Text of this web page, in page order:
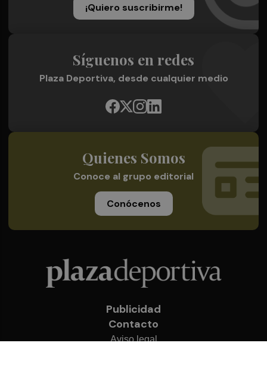
¡Quiero suscribirme!
Síguenos en redes
Plaza Deportiva, desde cualquier medio
Quienes Somos
Conoce al grupo editorial
Conócenos
Publicidad
Contacto
Aviso legal